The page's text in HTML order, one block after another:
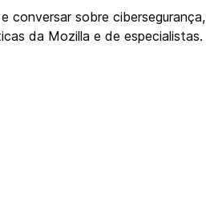
conversar sobre cibersegurança,
da Mozilla e de especialistas.